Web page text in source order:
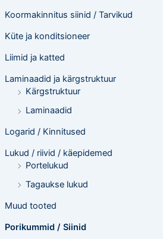
Koormakinnitus siinid / Tarvikud
Küte ja konditsioneer
Liimid ja katted
Laminaadid ja kärgstruktuur
Kärgstruktuur
Laminaadid
Logarid / Kinnitused
Lukud / riivid / käepidemed
Portelukud
Tagaukse lukud
Muud tooted
Porikummid / Siinid